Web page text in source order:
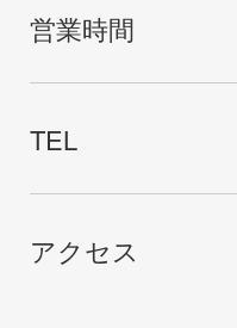
営業時間
TEL
アクセス